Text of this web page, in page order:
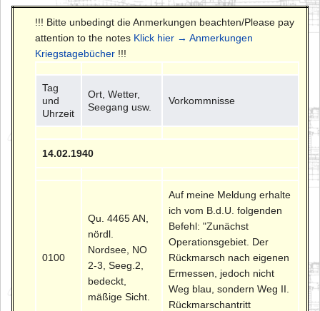
!!! Bitte unbedingt die Anmerkungen beachten/Please pay
attention to the notes Klick hier → Anmerkungen
Kriegstagebücher !!!
Tag
und
Uhrzeit
Ort, Wetter,
Seegang usw.
Vorkommnisse
14.02.1940
0100
Qu. 4465 AN,
nördl.
Nordsee, NO
2-3, Seeg.2,
bedeckt,
mäßige Sicht.
Auf meine Meldung erhalte
ich vom B.d.U. folgenden
Befehl: "Zunächst
Operationsgebiet. Der
Rückmarsch nach eigenen
Ermessen, jedoch nicht
Weg blau, sondern Weg II.
Rückmarschantritt